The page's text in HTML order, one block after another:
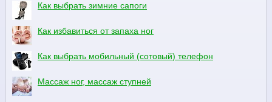
Как выбрать зимние сапоги
Как избавиться от запаха ног
Как выбрать мобильный (сотовый) телефон
Массаж ног, массаж ступней